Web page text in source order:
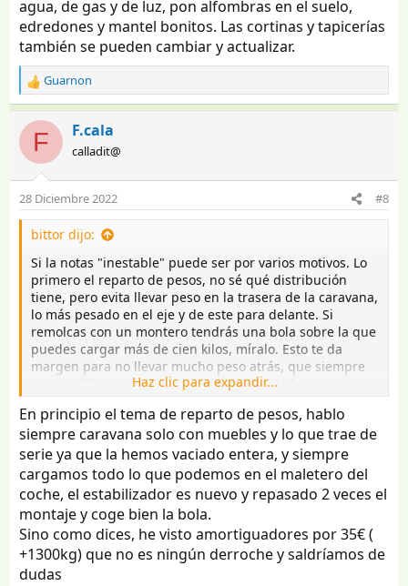
agua, de gas y de luz, pon alfombras en el suelo,
edredones y mantel bonitos. Las cortinas y tapicerías
también se pueden cambiar y actualizar.
R
e
a
o
n
e
Guarnon
F F.cala
calladit@
28 Diciembre 2022 #8
bittor dijo:
Si la notas "inestable" puede ser por varios motivos. Lo
primero el reparto de pesos, no sé qué distribución
tiene, pero evita llevar peso en la trasera de la caravana,
lo más pesado en el eje y de este para delante. Si
remolcas con un montero tendrás una bola sobre la que
puedes cargar más de cien kilos, míralo. Esto te da
margen para no llevar mucho peso atrás, que siempre
es peor. El estabilizador si es nuevo y está bien montado
no debería dar problemas, comprueba que aprieta la
bola y tiene los ferodos bien. La suspensión también
influye y los amortiguadores son baratos y fáciles de
cambiar. Las Bustner son buenas caravanas pero
pesadas.
Haz clic para expandir...
En principio el tema de reparto de pesos, hablo
siempre caravana solo con muebles y lo que trae de
serie ya que la hemos vaciado entera, y siempre
cargamos todo lo que podemos en el maletero del
coche, el estabilizador es nuevo y repasado 2 veces el
montaje y coge bien la bola.
Sino como dices, he visto amortiguadores por 35€ (
+1300kg) que no es ningún derroche y saldríamos de
dudas